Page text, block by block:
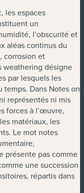
les espaces
un
l’obscurité et
aléas continus du
corrosion et
weathering désigne
par lesquels les
temps. Dans Notes on
représentés ni mis
forces à l’œuvre,
matériaux, les
Le mot notes
présente pas comme
une succession
répartis dans